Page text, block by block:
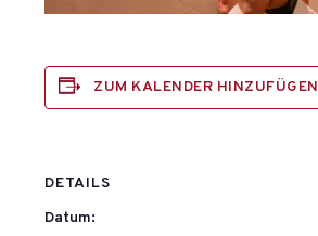
ZUM KALENDER HINZUFÜGEN
DETAILS
Datum: